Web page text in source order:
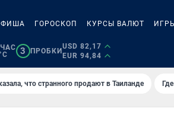
ГОРОСКОП КУРСЫ ВАЛЮТ
3 ПРОБКИ
USD 82,17
EUR 94,84
что странного продают в Таиланде